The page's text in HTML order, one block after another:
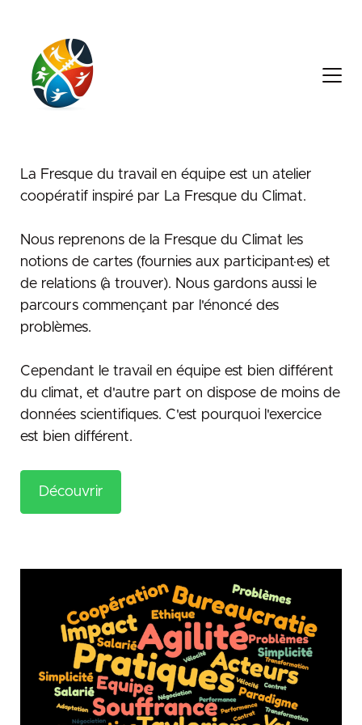
La Fresque du travail en équipe est un atelier
coopératif inspiré par La Fresque du Climat.
Nous reprenons de la Fresque du Climat les
notions de cartes (fournies aux participant·es) et
de relations (à trouver). Nous gardons aussi le
parcours commençant par l'énoncé des
problèmes.
Cependant le travail en équipe est bien différent
du climat, et d'autre part on dispose de moins de
données scientifiques. C'est pourquoi l'exercice
est bien différent.
Découvrir